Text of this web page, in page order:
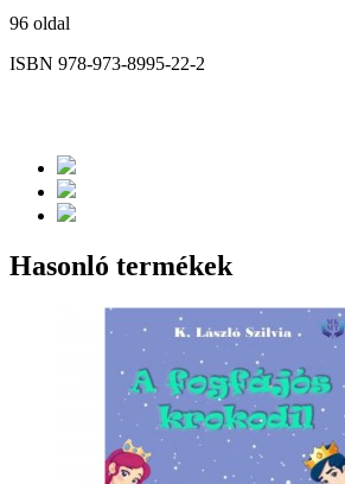
96 oldal
ISBN 978-973-8995-22-2
Hasonló termékek